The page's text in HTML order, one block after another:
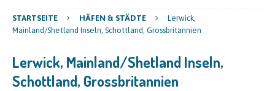
STARTSEITE HÄFEN & STÄDTE
Lerwick,
Mainland/Shetland Inseln, Schottland, Grossbritannien
Lerwick, Mainland/Shetland Inseln,
Schottland, Grossbritannien